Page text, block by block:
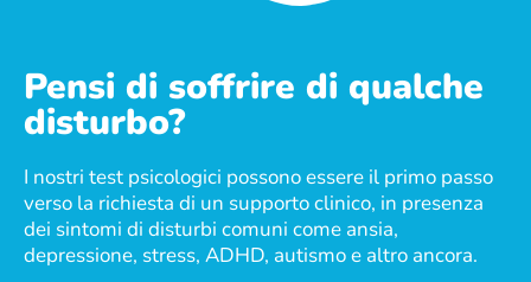
Pensi di soffrire di qualche
disturbo?
I nostri test psicologici possono essere il primo passo
verso la richiesta di un supporto clinico, in presenza
dei sintomi di disturbi comuni come ansia,
depressione, stress, ADHD, autismo e altro ancora.